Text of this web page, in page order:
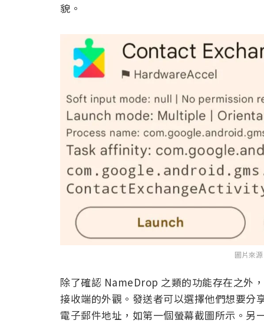
貌。
圖片來
除了確認 NameDrop 之類的功能存在之外
接收端的外觀。發送者可以選擇他們想要
電子郵件地址，如第一個螢幕截圖所示。另